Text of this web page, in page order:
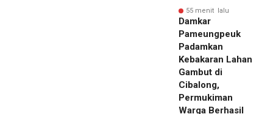
55 menit lalu
Damkar
Pameungpeuk
Padamkan
Kebakaran Lahan
Gambut di
Cibalong,
Permukiman
Warga Berhasil